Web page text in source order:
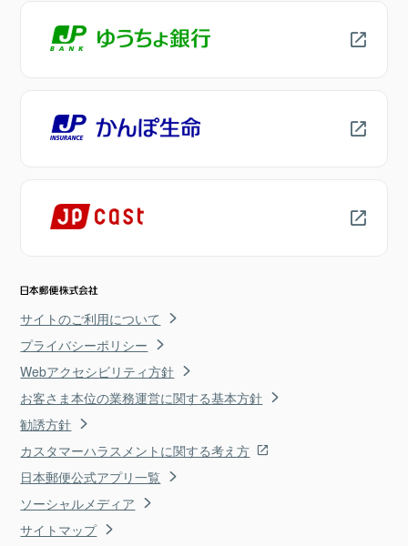
サイトのご利用について
プライバシーポリシー
Webアクセシビリティ方針
お客さま本位の業務運営に関する基本方針
勧誘方針
カスタマーハラスメントに関する考え方
日本郵便公式アプリ一覧
ソーシャルメディア
サイトマップ